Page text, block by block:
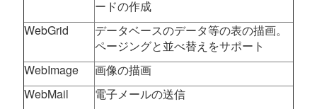
ードの作成
WebGrid
データベースのデータ等の表の描画。
ページングと並べ替えをサポート
WebImage
画像の描画
WebMail
電子メールの送信